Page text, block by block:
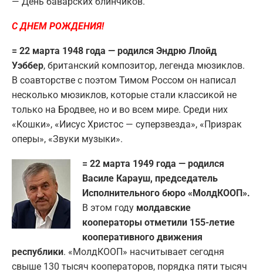
С ДНЕМ РОЖДЕНИЯ!
= 22 марта 1948 года — родился Эндрю Ллойд
Уэббер, британский композитор, легенда мюзиклов.
В соавторстве с поэтом Тимом Россом он написал
несколько мюзиклов, которые стали классикой не
только на Бродвее, но и во всем мире. Среди них
«Кошки», «Иисус Христос — суперзвезда», «Призрак
оперы», «Звуки музыки».
= 22 марта 1949 года — родился
Василе Карауш, председатель
Исполнительного бюро «МолдКООП».
В этом году молдавские
кооператоры отметили 155-летие
кооперативного движения
республики. «МолдКООП» насчитывает сегодня
свыше 130 тысяч кооператоров, порядка пяти тысяч